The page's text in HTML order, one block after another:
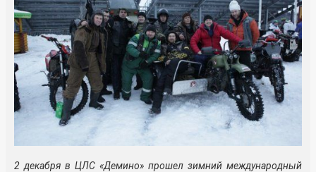
2 декабря в ЦЛС «Демино» прошел зимний международный